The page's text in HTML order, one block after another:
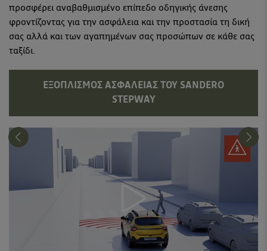
προσφέρει αναβαθμισμένο επίπεδο οδηγικής άνεσης
φροντίζοντας για την ασφάλεια και την προστασία τη δική
σας αλλά και των αγαπημένων σας προσώπων σε κάθε σας
ταξίδι.
ΕΞΟΠΛΙΣΜΌΣ ΑΣΦΑΛΕΊΑΣ ΤΟΥ SANDERO
STEPWAY